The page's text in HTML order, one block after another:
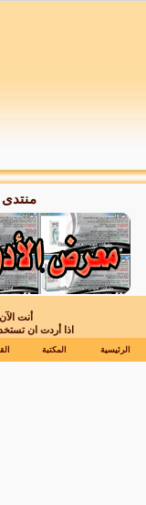
منتدى
أنت
اذا أردت ان
الرئيسية المكتبة